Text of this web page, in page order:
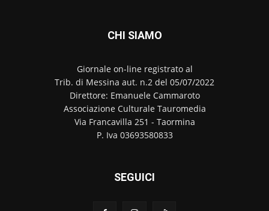
CHI SIAMO
Giornale on-line registrato al
Trib. di Messina aut. n.2 del 05/07/2022
Direttore: Emanuele Cammaroto
Associazione Culturale Tauromedia
Via Francavilla 251 - Taormina
P. Iva 03693580833
SEGUICI